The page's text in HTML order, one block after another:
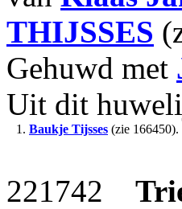
THIJSSES
Gehuwd met
Uit dit
1. Baukje Tijsses (zie 166450).
221742